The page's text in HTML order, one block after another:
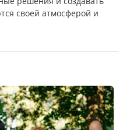
своей атмосферой и